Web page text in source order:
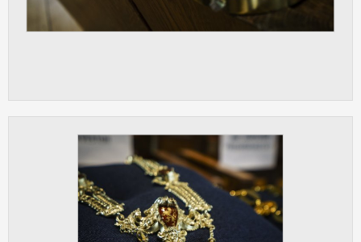
Cookies, které aplikace nedokáže zařadit.
Naším cílem je, aby tato kategorie